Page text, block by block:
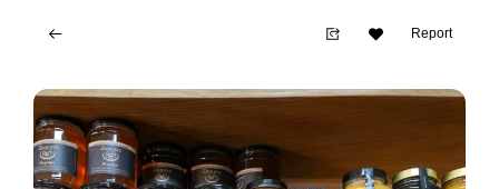
Report